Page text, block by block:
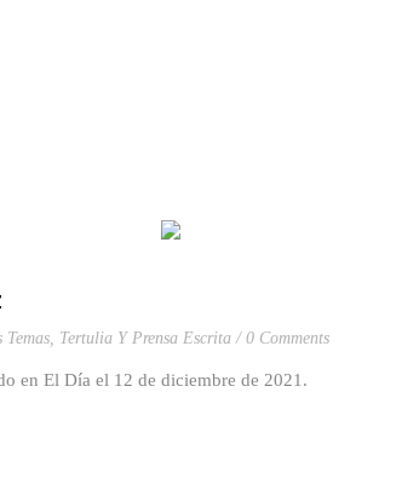
, Tertulia Y Prensa Escrita 0 Comments
en El Día el 12 de diciembre de 2021.